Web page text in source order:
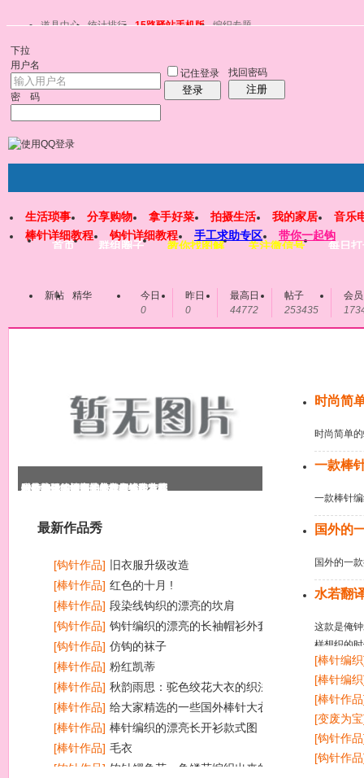
道具中心 统计排行 15路驿站手机版 编织专题
下拉
用户名
密 码
记住登录
登录
找回密码
注册
首页 群组圈子 教你找图解 关注微信号 每日
生活琐事 分享购物 拿手好菜 拍摄生活 我的家居
音乐
棒针详细教程
钩针详细教程 手工求助专区 带你一起钩
新帖 精华
今日
0
昨日
0
最高日
44772
帖子
253435
会员
段染线钩织的漂亮的坎肩
钩针编织的漂亮的长袖帽衫外套花
时尚简单的蝙蝠袖美衣的织法清晰
一款棒针编织的长大衣款式和花样
国外的一款披肩式外套的编织方法
水若翻译的漂亮的横织衣外套
最新作品秀
[钩针作品] 旧衣服升级改造
[棒针作品] 红色的十月 !
[棒针作品] 段染线钩织的漂亮的坎肩
[钩针作品] 钩针编织的漂亮的长袖帽衫外套花样
图
[钩针作品] 仿钩的袜子
[棒针作品] 粉红凯蒂
[棒针作品] 秋韵雨思：驼色绞花大衣的织法说明
[棒针作品] 给大家精选的一些国外棒针大衣款式
和图解
[棒针作品] 棒针编织的漂亮长开衫款式图
[棒针作品] 毛衣
[钩针作品] 钩针鳄鱼花、鱼鳞花编织出来的帽子
时尚简
时尚简单
一款棒
一款棒针
国外的
国外的一
水若翻
这款是俺
样想织的
好月底做
哈，有了
[棒针编
九）花边
[棒针编
[棒针作
[变废为
[钩针作
[钩针作